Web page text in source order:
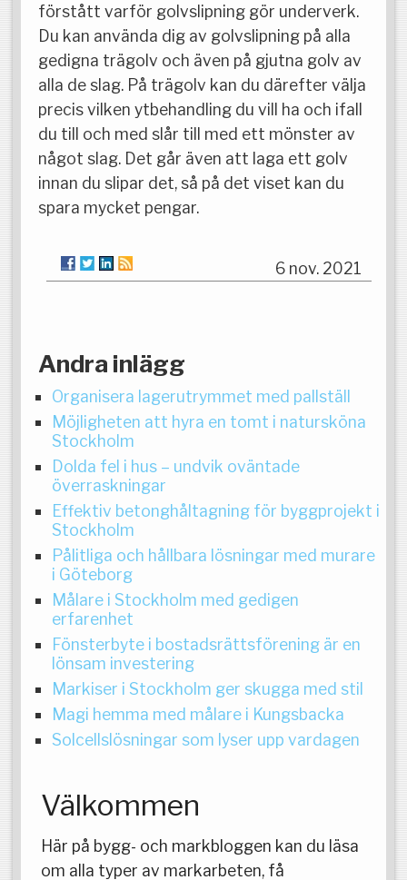
förstått varför golvslipning gör underverk.
Du kan använda dig av golvslipning på alla
gedigna trägolv och även på gjutna golv av
alla de slag. På trägolv kan du därefter välja
precis vilken ytbehandling du vill ha och ifall
du till och med slår till med ett mönster av
något slag. Det går även att laga ett golv
innan du slipar det, så på det viset kan du
spara mycket pengar.
6 nov. 2021
Andra inlägg
Organisera lagerutrymmet med pallställ
Möjligheten att hyra en tomt i natursköna
Stockholm
Dolda fel i hus – undvik oväntade
överraskningar
Effektiv betonghåltagning för byggprojekt i
Stockholm
Pålitliga och hållbara lösningar med murare
i Göteborg
Målare i Stockholm med gedigen
erfarenhet
Fönsterbyte i bostadsrättsförening är en
lönsam investering
Markiser i Stockholm ger skugga med stil
Magi hemma med målare i Kungsbacka
Solcellslösningar som lyser upp vardagen
Välkommen
Här på bygg- och markbloggen kan du läsa
om alla typer av markarbeten, få